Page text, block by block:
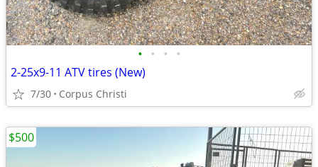
• • • •
2-25x9-11 ATV tires (New)
7/30 Corpus Christi
$500